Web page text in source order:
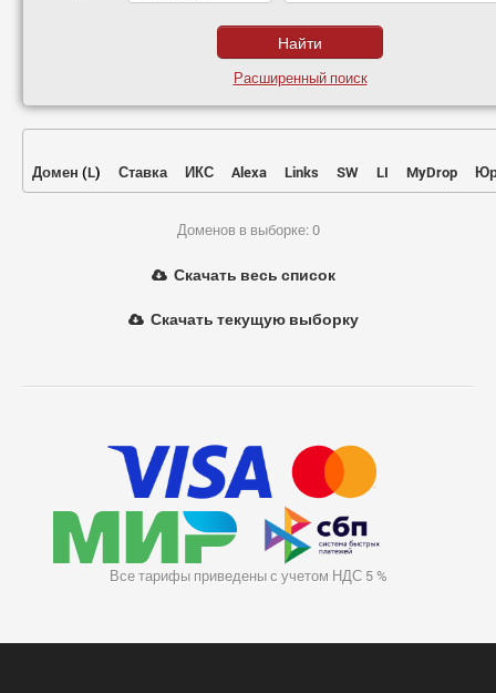
Расширенный поиск
Домен (L) Ставка ИКС Alexa Links SW LI MyDrop
Доменов в выборке: 0
Скачать весь список
Скачать текущую выборку
Все тарифы приведены с учетом НДС 5 %